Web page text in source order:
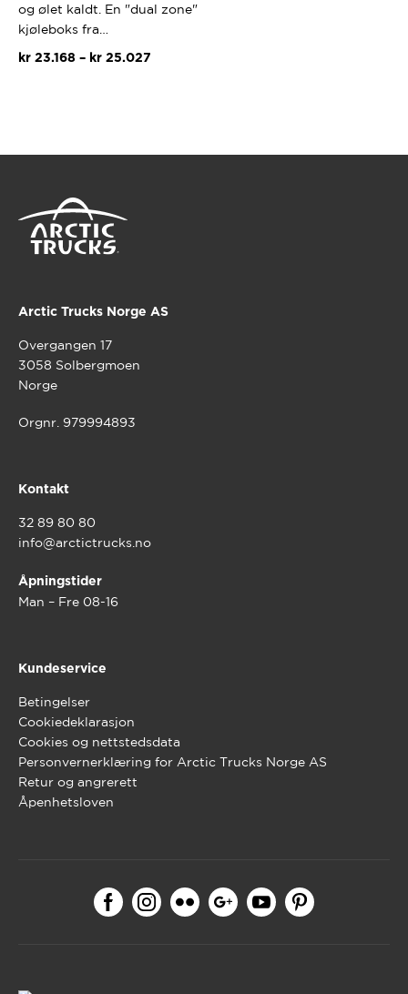
og ølet kaldt. En "dual zone"
kjøleboks fra…
kr23.168 – kr25.027Prisområde:
flere
Arctic Trucks Norge AS
Overgangen 17
3058 Solbergmoen
Norge
Orgnr. 979994893
Kontakt
32 89 80 80
info@arctictrucks.no
Åpningstider
Man – Fre 08-16
Kundeservice
Betingelser
Cookiedeklarasjon
Cookies og nettstedsdata
Personvernerklæring for Arctic Trucks Norge AS
Retur og angrerett
Åpenhetsloven